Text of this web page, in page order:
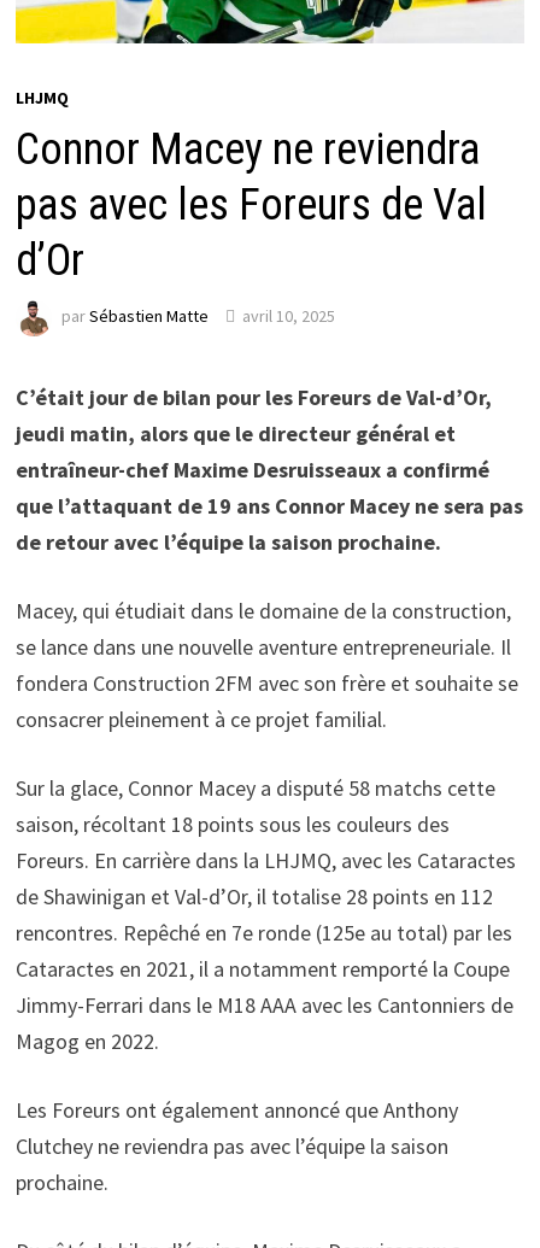
LHJMQ
Connor Macey ne reviendra
pas avec les Foreurs de Val
d’Or
parSébastien Matte avril 10, 2025
C’était jour de bilan pour les Foreurs de Val-d’Or,
jeudi matin, alors que le directeur général et
entraîneur-chef Maxime Desruisseaux a confirmé
que l’attaquant de 19 ans Connor Macey ne sera pas
de retour avec l’équipe la saison prochaine.
Macey, qui étudiait dans le domaine de la construction,
se lance dans une nouvelle aventure entrepreneuriale. Il
fondera Construction 2FM avec son frère et souhaite se
consacrer pleinement à ce projet familial.
Sur la glace, Connor Macey a disputé 58 matchs cette
saison, récoltant 18 points sous les couleurs des
Foreurs. En carrière dans la LHJMQ, avec les Cataractes
de Shawinigan et Val-d’Or, il totalise 28 points en 112
rencontres. Repêché en 7e ronde (125e au total) par les
Cataractes en 2021, il a notamment remporté la Coupe
Jimmy-Ferrari dans le M18 AAA avec les Cantonniers de
Magog en 2022.
Les Foreurs ont également annoncé que Anthony
Clutchey ne reviendra pas avec l’équipe la saison
prochaine.